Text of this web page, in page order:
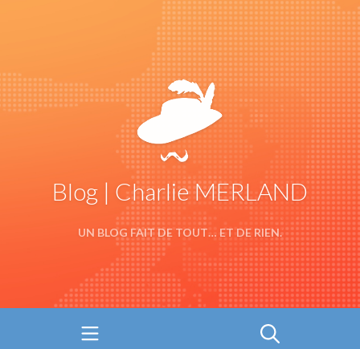
Blog | Charlie MERLAND
UN BLOG FAIT DE TOUT… ET DE RIEN.